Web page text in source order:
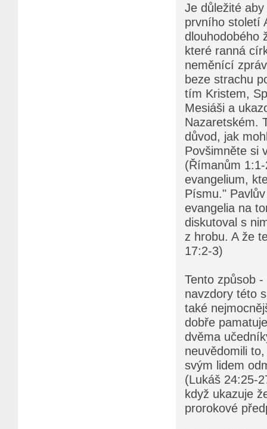
Je důležité
prvního století
dlouhodobého
které ranná
neměnící
beze strachu
tím Kristem,
Mesiáši a
Nazaretském.
důvod, jak
Povšimněte si
(Římanům
evangelium,
Písmu."
evangelia na
diskutoval s
z hrobu. A že
17:2-3)
Tento způsob
navzdory této
také
dobře
dvěma
neuvědomili
svým lidem
(Lukáš 24:25-
když ukazuje
prorokové